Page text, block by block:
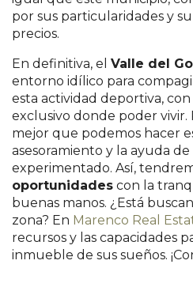
por sus particularidades y
precios.
En definitiva, el Valle del
entorno idílico para
esta actividad deportiva,
exclusivo donde poder vivir.
mejor que podemos hacer
asesoramiento y la ayuda
experimentado. Así,
oportunidades con la
buenas manos. ¿Está
zona? En Marenco Real
recursos y las capacidades
inmueble de sus sueños.